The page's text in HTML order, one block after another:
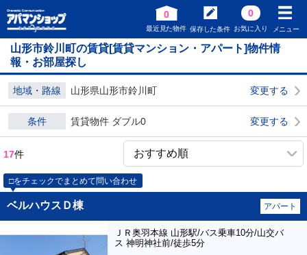
0
最近見た物件 保存した条件
0
お気に入り メニュー
山形市鈴川町の賃貸[賃貸マンション・アパート]物件情
報・お部屋探し
地域・路線 山形県山形市鈴川町 変更する
条件 賃貸物件 ダブル0 変更する
17件
□をチェックでまとめて問い合わせ
ベルハウスＤ棟 アパート
ＪＲ奥羽本線 山形駅/バス乗車10分/山交バ
ス 神明神社前/徒歩5分